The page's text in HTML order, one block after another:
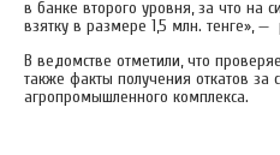
в банке второго уровня, за что на
взятку в размере 1,5 млн. тенге», —
В ведомстве отметили, что
также факты получения откатов за
агропромышленного комплекса.